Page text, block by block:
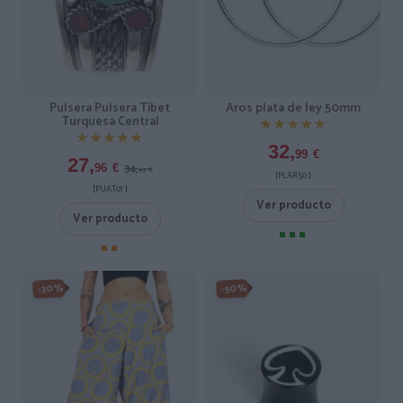
Pulsera Pulsera Tíbet
Turquesa Central
★★★★★
★★★★★
27,96 € 34,95 €
[PUAT01 ]
Ver producto
Aros plata de ley 50mm
★★★★★
★★★★★
32,99 €
[PLAR50 ]
Ver producto
-30% -50%